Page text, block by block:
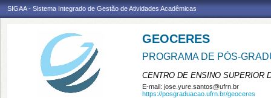
SIGAA - Sistema Integrado de Gestão de Atividades Acadêmicas
GEOCERES
PROGRAMA DE PÓS-
CENTRO DE ENSINO SUPERIOR
E-mail: jose.yure.santos@ufrn.br
https://posgraduacao.ufrn.br/geoceres